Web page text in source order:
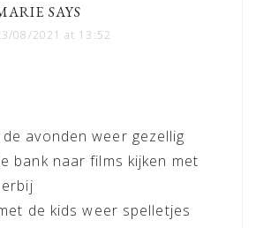
SAYS
08/2021 at 13:52
avonden weer gezellig
bank naar films kijken met
de kids weer spelletjes